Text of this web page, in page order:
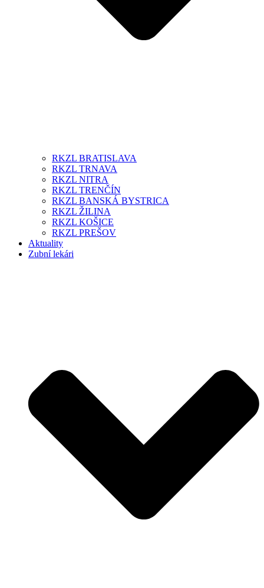
RKZL BRATISLAVA
RKZL TRNAVA
RKZL NITRA
RKZL TRENČÍN
RKZL BANSKÁ BYSTRICA
RKZL ŽILINA
RKZL KOŠICE
RKZL PREŠOV
Aktuality
Zubní lekári